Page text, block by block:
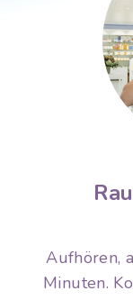
Aufhören,
Minuten.